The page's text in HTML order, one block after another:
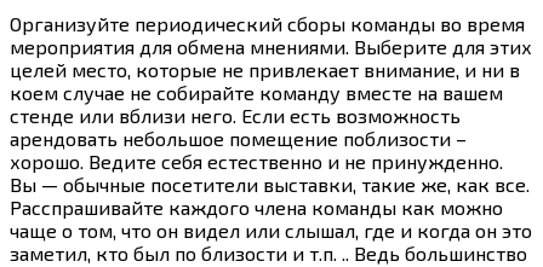
Организуйте периодический сборы команды во время
мероприятия для обмена мнениями. Выберите для этих
целей место, которые не привлекает внимание, и ни в
коем случае не собирайте команду вместе на вашем
стенде или вблизи него. Если есть возможность
арендовать небольшое помещение поблизости –
хорошо. Ведите себя естественно и не принужденно.
Вы — обычные посетители выставки, такие же, как все.
Расспрашивайте каждого члена команды как можно
чаще о том, что он видел или слышал, где и когда он это
заметил, кто был по близости и т.п. .. Ведь большинство